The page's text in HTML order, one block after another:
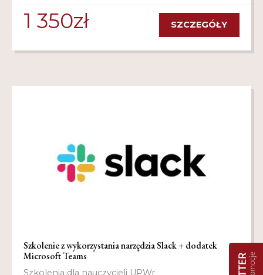
1 350zł SZCZEGÓŁY
Szkolenie z wykorzystania narzędzia Slack + dodatek
Microsoft Teams
Szkolenia dla nauczycieli UPWr